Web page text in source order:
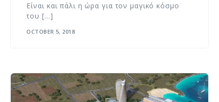
Είναι και πάλι η ώρα για τον μαγικό κόσμο
του […]
OCTOBER 5, 2018